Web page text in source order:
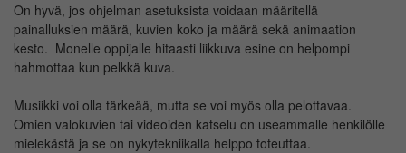
On hyvä, jos ohjelman asetuksista voidaan määritellä
painalluksien määrä, kuvien koko ja määrä sekä animaation
kesto. Monelle oppijalle hitaasti liikkuva esine on helpompi
hahmottaa kun pelkkä kuva.
Musiikki voi olla tärkeää, mutta se voi myös olla pelottavaa.
Omien valokuvien tai videoiden katselu on useammalle henkilölle
mielekästä ja se on nykytekniikalla helppo toteuttaa.